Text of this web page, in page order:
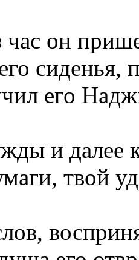
час он
его
и далее
твой